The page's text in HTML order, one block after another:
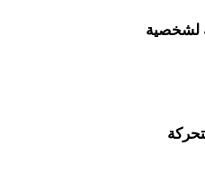
لشخصية